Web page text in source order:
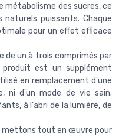
métabolisme des sucres, ce
puissants. Chaque
pour un effet efficace
de un à trois comprimés par
est un supplément
en remplacement d'une
ni d'un mode de vie sain.
à l'abri de la lumière, de
mettons tout en œuvre pour